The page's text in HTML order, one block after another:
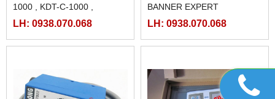
1000 , KDT-C-1000 ,
TENSION CONTROLLER ,
LH: 0938.070.068
BANNER EXPERT
R58ECRGB1
LH: 0938.070.068